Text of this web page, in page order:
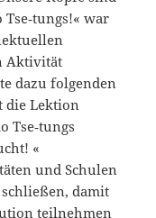
war
Aktivität
dazu folgenden
die Lektion
Tse‑tungs
«
und Schulen
damit
teilnehmen